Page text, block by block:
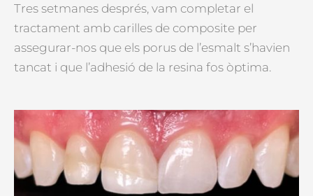
Tres setmanes després, vam completar el
tractament amb carilles de composite per
assegurar-nos que els porus de l’esmalt s’havien
tancat i que l’adhesió de la resina fos òptima.